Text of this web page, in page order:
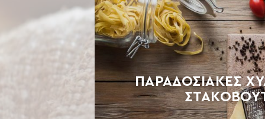
ΠΑΡΑΔΟΣΙΑΚΈΣ